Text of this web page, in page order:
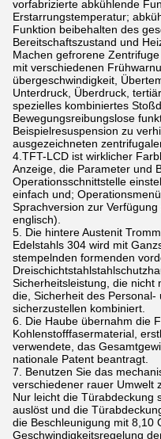
vorfabrizierte abkühlende
Erstarrungstemperatur;
Funktion beibehalten des
Bereitschaftszustand und
Machen gefrorene
mit verschiedenen
übergeschwindigkeit,
Unterdruck, Überdruck,
spezielles kombiniertes
Bewegungsreibungslose
Beispielresuspension zu
ausgezeichneten
4.TFT-LCD ist wirklicher
Anzeige, die Parameter und
Operationsschnittstelle
einfach und;
Sprachversion zur
englisch).
5. Die hintere Austenit
Edelstahls 304 wird mit
stempelnden formenden
Sicherheitsleistung, die
die, Sicherheit des
sicherzustellen kombiniert.
6. Die Haube übernahm die
Kohlenstofffasermaterial,
verwendete, das
nationale Patent beantragt.
7. Benutzen Sie das
verschiedener rauer Umwelt
Nur leicht die Türabdeckung
auslöst und die
die Beschleunigung mit 8,10
Geschwindigkeitsregelung